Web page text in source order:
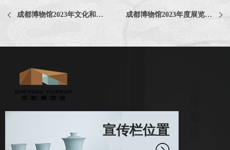
成都博物馆2023年文化和自然遗产日主场城市活动车辆租赁采购项目评选公告 成都博物馆2023年度展览展厅摄影服务项目中选公告
宣传栏位置